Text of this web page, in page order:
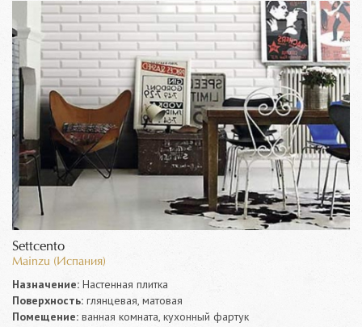
Settcento
Mainzu (Испания)
Назначение: Настенная плитка
Поверхность: глянцевая, матовая
Помещение: ванная комната, кухонный фартук